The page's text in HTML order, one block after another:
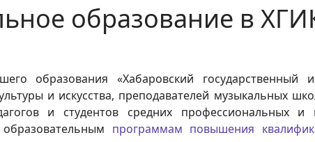
образование в
образования «Хабаровский государственный
и искусства, преподавателей музыкальных
и студентов средних профессиональных и
программам повышения